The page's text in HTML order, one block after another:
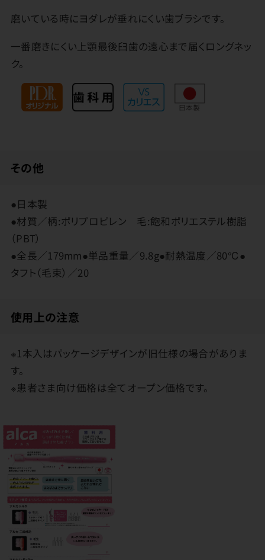
磨いている時にヨダレが垂れにくい歯ブラシです。
一番磨きにくい上顎最後臼歯の遠心まで届くロングネッ
ク。
その他
●日本製
●材質／柄:ポリプロピレン 毛:飽和ポリエステル樹脂
（PBT）
●全長／179mm●単品重量／9.8g●耐熱温度／80℃●
タフト（毛束）／20
使用上の注意
※1本入はパッケージデザインが旧仕様の場合がありま
す。
※患者さま向け価格は全てオープン価格です。